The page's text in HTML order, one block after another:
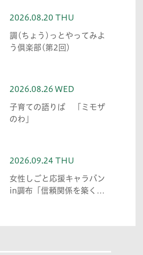
2026.08.20 THU
調(ちょう)っとやってみよ
う倶楽部(第2回)
2026.08.26 WED
子育ての語りば 「ミモザ
のわ」
2026.09.24 THU
女性しごと応援キャラバン
in調布「信頼関係を築くた